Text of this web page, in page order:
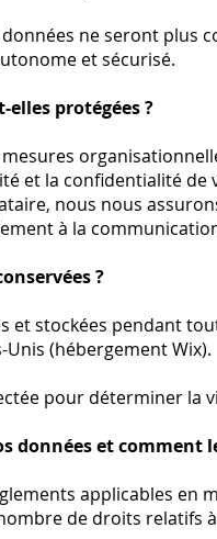
données ne seront
et sécurisé.
elles protégées ?
et la confidentialité de
nous nous
à la
?
et stockées pendant
(hébergement Wix).
pour déterminer la
données et comment
applicables en
de droits relatifs